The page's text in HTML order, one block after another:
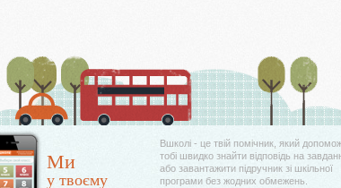
Ми
у твоєму
Вшколі - це твій помічник, який
тобі швидко знайти відповідь на
або завантажити підручник зі шкільної
програми без жодних обмежень.